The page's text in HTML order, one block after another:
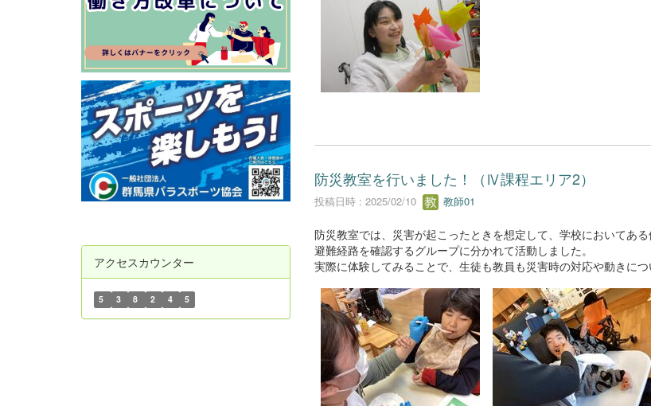
防災教室を行いました！（Ⅳ課程エリア2）
投稿日時 : 2025/02/10 教師01
防災教室では、災害が起こったときを想定して、学校においてあ
避難経路を確認するグループに分かれて活動しました。
実際に体験してみることで、生徒も教員も災害時の対応や動きに
アクセスカウンター
5 3 8 2 4 5